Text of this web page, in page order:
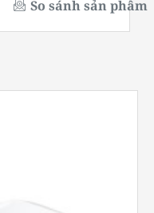
So sánh sản phẩm